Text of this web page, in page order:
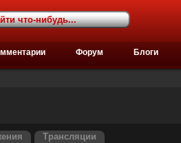
Форум Блоги
Трансляции